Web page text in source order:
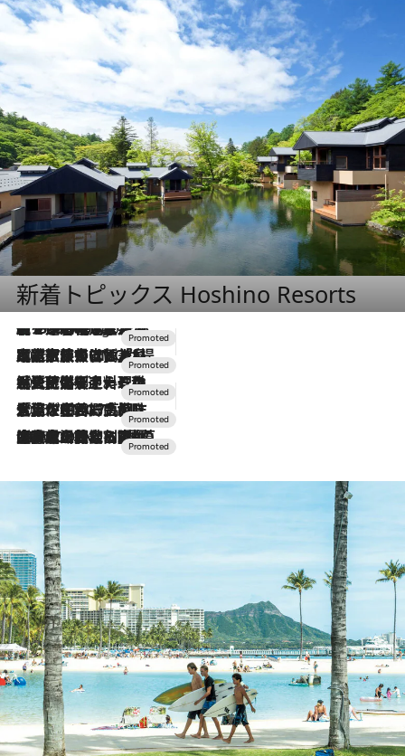
新着トピックス Hoshino Resorts
6 Hours Ago
【トンボの足水浴】ヒノキの香りに包まれて涼感マックス！約13℃の湧水かけ流しを避暑地「星野温泉 トンボの湯」で体験
2026.7.31
【ホテル帰省】という選択肢をOMOが提案。家族とほどよい距離を保つには「昼は実家、夜は気兼ねなくホテルで！」
2026.7.24
【夏限定ディナーコース】旬を迎える稚鮎や花ズッキーニなどをイタリア・トスカーナの郷土料理の手法で満喫！
2026.7.17
「土佐和ハーブかき氷」がOMO7高知に登場！生姜、山椒、大葉など目にも舌にも涼を呼ぶ郷土の味
2026.7.10
NEW OPEN！【界 草津】名湯の地に誕生。趣の異なる2種の温泉と上州ならではの会席・蕎麦割烹など美食を味わう究極の癒やし旅